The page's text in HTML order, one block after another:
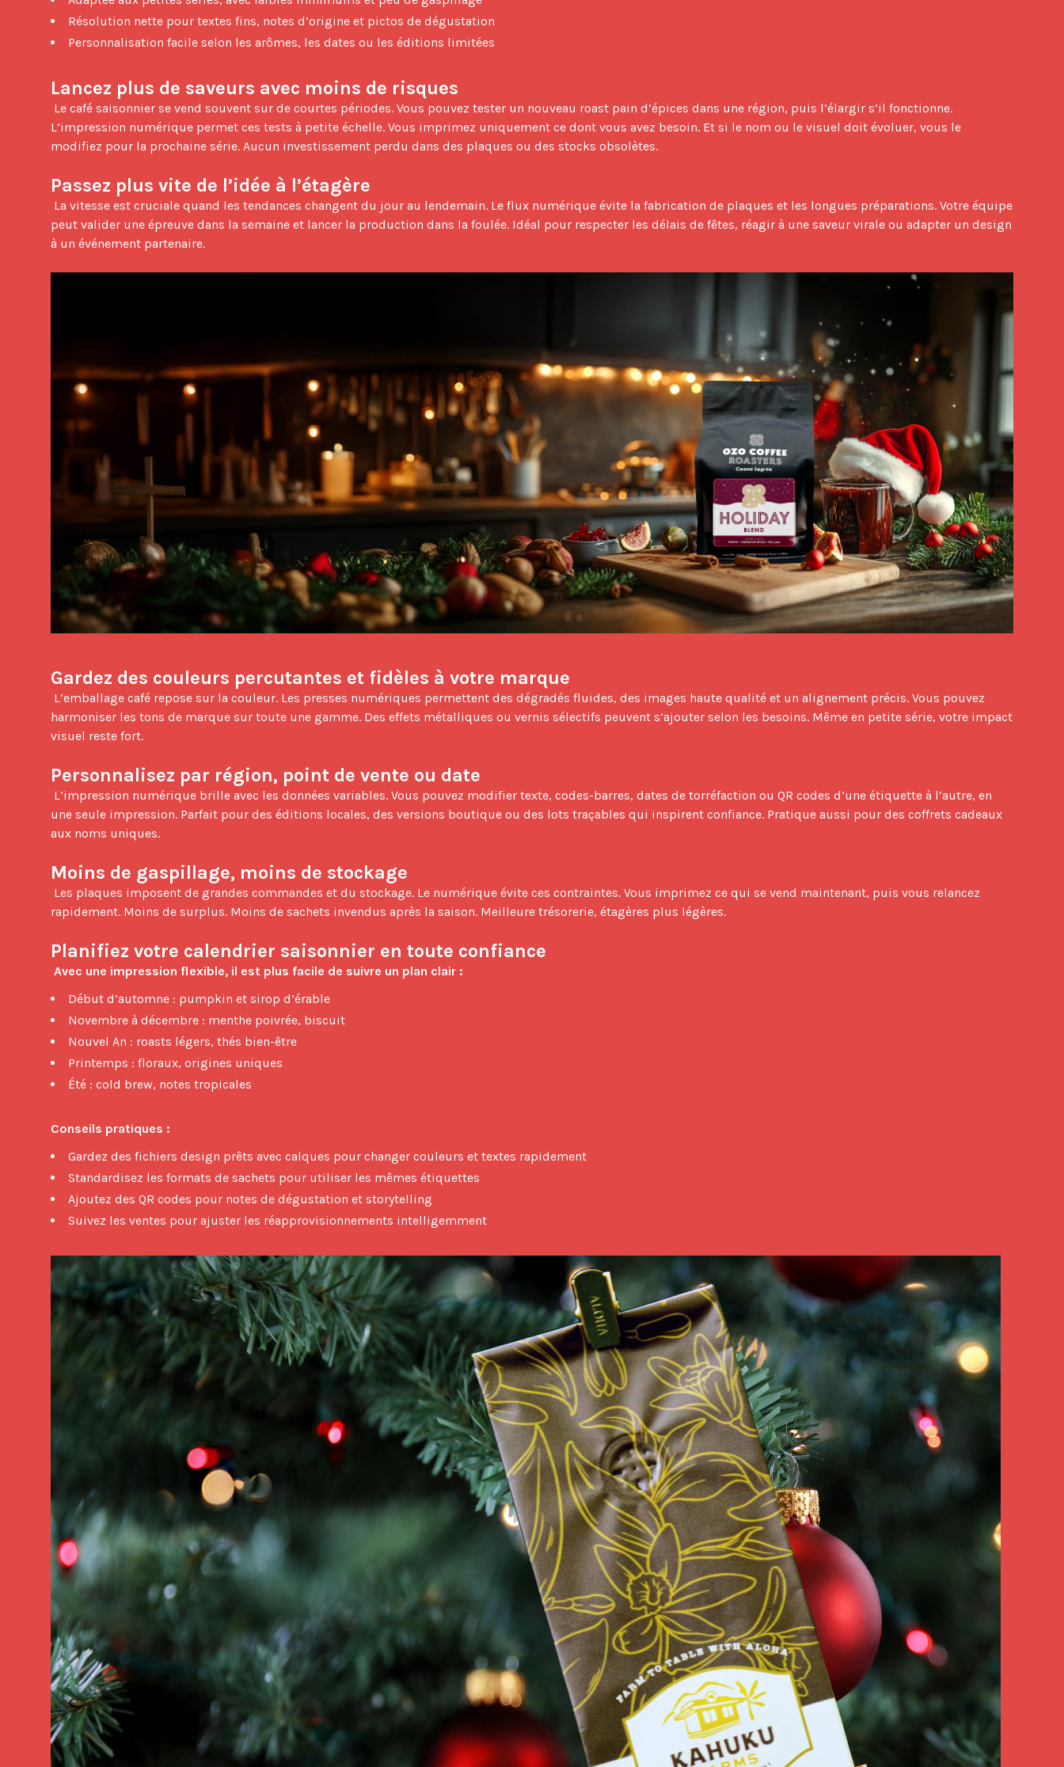
Résolution nette pour textes fins, notes d’origine et pictos de dégustation
Personnalisation facile selon les arômes, les dates ou les éditions limitées
Lancez plus de saveurs avec moins de risques
L’impression numérique permet ces tests à petite échelle. Vous imprimez uniquement ce dont vous avez besoin. Et si le nom ou le visuel doit évoluer, vous le
modifiez pour la prochaine série. Aucun investissement perdu dans des plaques ou des stocks obsolètes.
Passez plus vite de l’idée à l’étagère
peut valider une épreuve dans la semaine et lancer la production dans la foulée. Idéal pour respecter les délais de fêtes, réagir à une saveur virale ou adapter un design
à un événement partenaire.
Gardez des couleurs percutantes et fidèles à votre marque
harmoniser les tons de marque sur toute une gamme. Des effets métalliques ou vernis sélectifs peuvent s’ajouter selon les besoins. Même en petite série, votre impact
visuel reste fort.
Personnalisez par région, point de vente ou date
une seule impression. Parfait pour des éditions locales, des versions boutique ou des lots traçables qui inspirent confiance. Pratique aussi pour des coffrets cadeaux
aux noms uniques.
Moins de gaspillage, moins de stockage
rapidement. Moins de surplus. Moins de sachets invendus après la saison. Meilleure trésorerie, étagères plus légères.
Planifiez votre calendrier saisonnier en toute confiance
Avec une impression flexible, il est plus facile de suivre un plan clair :
Début d’automne : pumpkin et sirop d’érable
Novembre à décembre : menthe poivrée, biscuit
Nouvel An : roasts légers, thés bien-être
Printemps : floraux, origines uniques
Été : cold brew, notes tropicales
Conseils pratiques :
Gardez des fichiers design prêts avec calques pour changer couleurs et textes rapidement
Standardisez les formats de sachets pour utiliser les mêmes étiquettes
Ajoutez des QR codes pour notes de dégustation et storytelling
Suivez les ventes pour ajuster les réapprovisionnements intelligemment